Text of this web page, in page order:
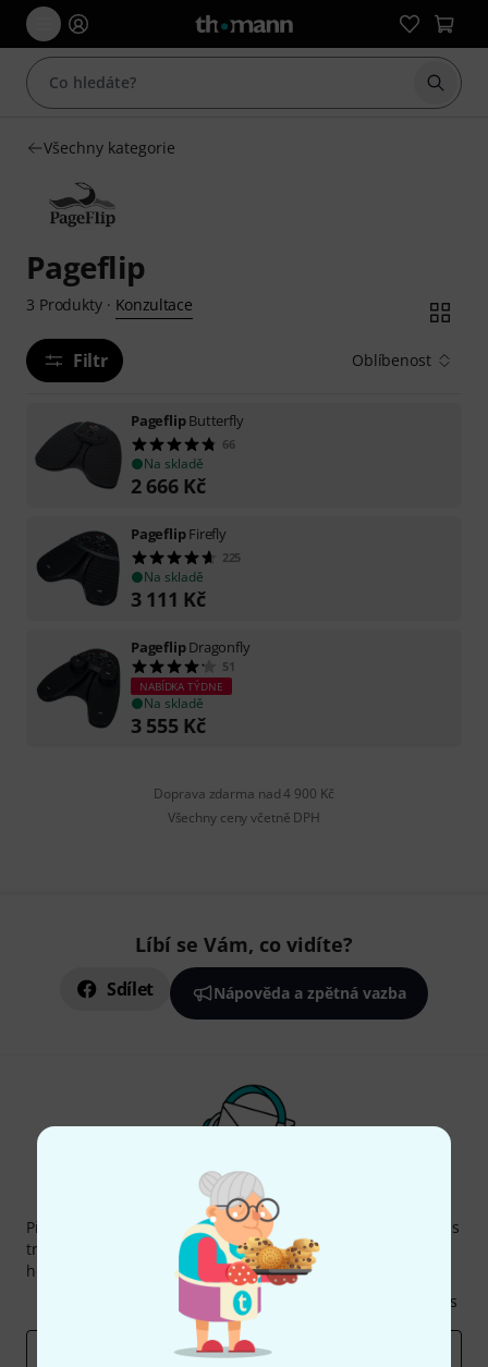
Začít
Všechny kategorie
Pageflip
3 Produkty· Konzultace
Filtr Oblíbenost
PageflipButterfly
66
Na skladě
2 666 Kč
PageflipFirefly
225
Na skladě
3 111 Kč
PageflipDragonfly
51
NABÍDKA TÝDNE
Na skladě
3 555 Kč
Doprava zdarma nad 4 900 Kč
Všechny ceny včetně DPH
Líbí se Vám, co vidíte?
Sdílet Nápověda a zpětná vazba
Thomann newsletter
Přihlaste se k odběru Thomann newsletteru v angličtině a s
trochou štěstí vyhrajte jeden z50 dárkových kupónů
hodnotě
Nabídky Thomann Insights
*